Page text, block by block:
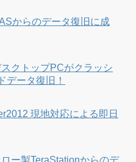
からのデータ復旧に成
クトップPCがクラッシ
データ復旧！
現地対応による即日
ー製TeraStationからのデ